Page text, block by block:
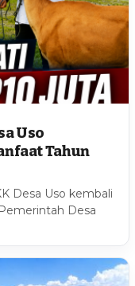
Uso
Tahun
Desa Uso kembali
Desa